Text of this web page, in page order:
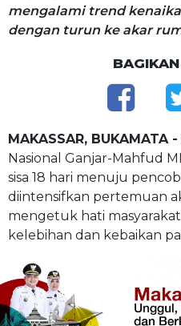
mengalami trend
dengan turun ke akar
MAKASSAR, BUKAMATA -
Nasional Ganjar-Mahfud
sisa 18 hari menuju
diintensifkan pertemuan
mengetuk hati
kelebihan dan kebaikan